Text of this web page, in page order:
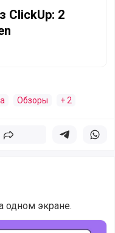
ClickUp: 2
Обзоры + 2
Поделиться Поделиться в
одном экране.
шаблона Lean